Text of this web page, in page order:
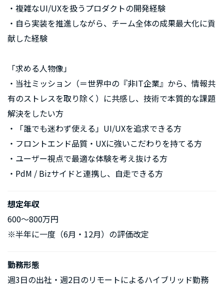
・複雑なUI/UXを扱うプロダクトの開発経験
・自ら実装を推進しながら、チーム全体の成果最大化に貢
献した経験
「求める人物像」
・当社ミッション（＝世界中の『非IT企業』から、情報共
有のストレスを取り除く）に共感し、技術で本質的な課題
解決をしたい方
・「誰でも迷わず使える」UI/UXを追求できる方
・フロントエンド品質・UXに強いこだわりを持てる方
・ユーザー視点で最適な体験を考え抜ける方
・PdM / Bizサイドと連携し、自走できる方
想定年収
600～800万円
※半年に一度（6月・12月）の評価改定
勤務形態
週3日の出社・週2日のリモートによるハイブリッド勤務